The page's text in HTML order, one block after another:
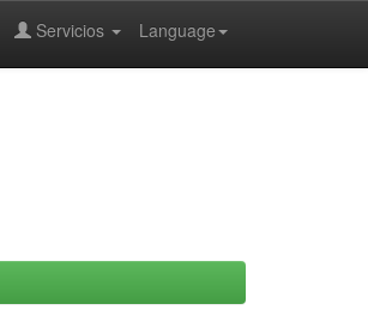
Language
Servicios